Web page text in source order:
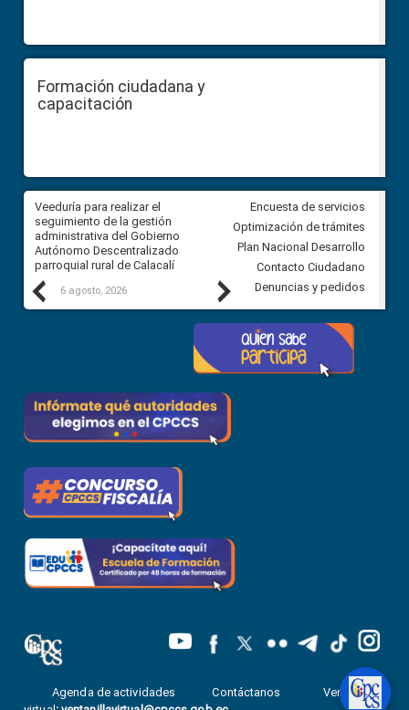
Formación ciudadana y
capacitación
Previous
Veeduría para realizar el
seguimiento de la gestión
administrativa del Gobierno
Autónomo Descentralizado
parroquial rural de Calacalí
6 agosto, 2026
Veeduría para vigilar los
derivados de la Audiencia
comunidad Urbina, parroquia
Carolina
5 agosto, 2026
Next
Encuesta de servicios
Optimización de trámites
Plan Nacional Desarrollo
Contacto Ciudadano
Denuncias y pedidos
Agenda de actividades Contáctanos
Ventanilla